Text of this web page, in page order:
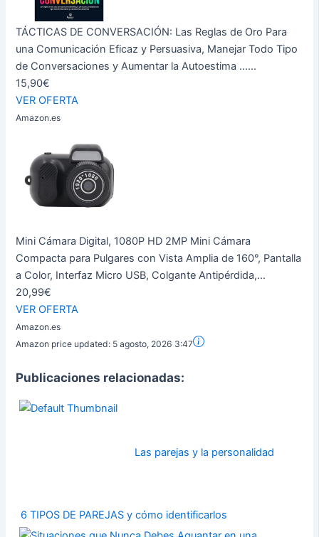
TÁCTICAS DE CONVERSACIÓN: Las Reglas de Oro Para
una Comunicación Eficaz y Persuasiva, Manejar Todo Tipo
de Conversaciones y Aumentar la Autoestima ......
15,90€
VER OFERTA
Amazon.es
Mini Cámara Digital, 1080P HD 2MP Mini Cámara
Compacta para Pulgares con Vista Amplia de 160°, Pantalla
a Color, Interfaz Micro USB, Colgante Antipérdida,...
20,99€
VER OFERTA
Amazon.es
Amazon price updated: 5 agosto, 2026 3:47
Publicaciones relacionadas:
Las parejas y la personalidad
6 TIPOS DE PAREJAS y cómo identificarlos